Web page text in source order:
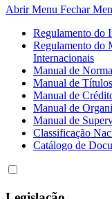
Abrir Menu Fechar
Regulamento do
Regulamento do
Internacionais
Manual de
Manual de
Manual de
Manual de
Manual de
Classificação
Catálogo de